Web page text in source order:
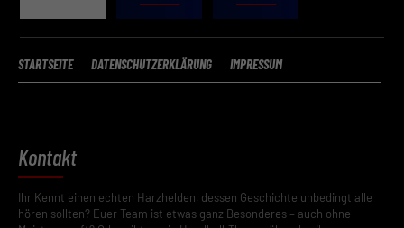
STARTSEITE DATENSCHUTZERKLÄRUNG IMPRESSUM
Kontakt
Ihr Kennt einen echten Harzhelden, dessen Geschichte unbedingt alle
hören sollten? Euer Team ist etwas ganz Besonderes – auch ohne